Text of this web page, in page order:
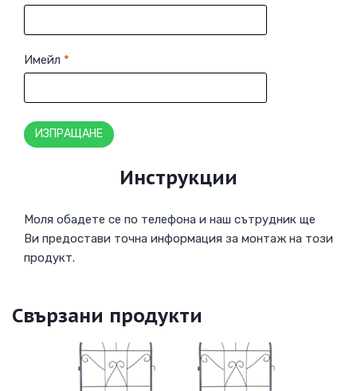
Имейл *
Инструкции
Моля обадете се по телефона и наш сътрудник ще
Ви предостави точна информация за монтаж на този
продукт.
Свързани продукти